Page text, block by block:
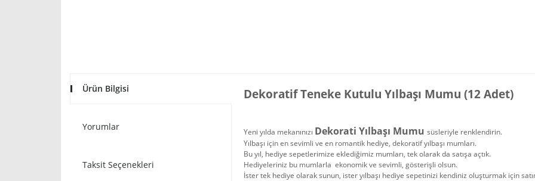
Ürün Bilgisi
Yorumlar
Taksit Seçenekleri
Dekoratif Teneke Kutulu Yılbaşı Mumu (12 Adet)
Yeni yılda mekanınızı Dekorati Yılbaşı Mumu süsleriyle renklendirin.
Yılbaşı için en sevimli ve en romantik hediye, dekoratif yılbaşı mumları.
Bu yıl, hediye sepetlerimize eklediğimiz mumları, tek olarak da satışa açtık.
Hediyeleriniz bu mumlarla ekonomik ve sevimli, gösterişli olsun.
İster tek hediye olarak sunun, ister yılbaşı hediye sepetinizi kendiniz oluşturmak için